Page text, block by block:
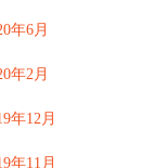
年6月
年2月
年12月
年11月